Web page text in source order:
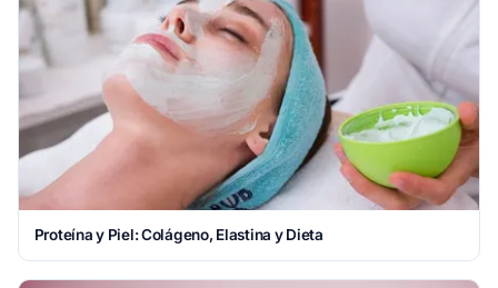
Proteína y Piel: Colágeno, Elastina y Dieta